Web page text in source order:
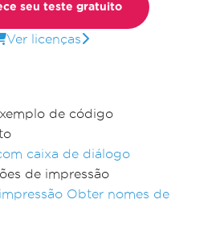
de código
caixa de diálogo
de impressão
Obter nomes de
seu teste gratuito
Ver licenças